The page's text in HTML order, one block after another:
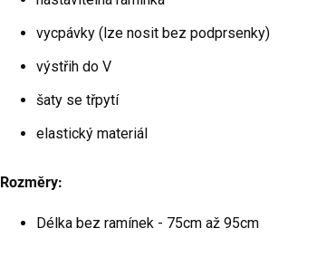
vycpávky (lze nosit bez podprsenky)
výstřih do V
šaty se třpytí
elastický materiál
Rozměry:
Délka bez ramínek - 75cm až 95cm